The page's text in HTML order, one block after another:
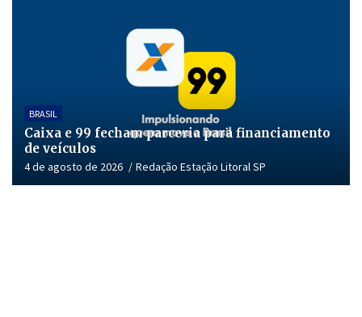
BRASIL
Caixa e 99 fecham parceria para financiamento
de veículos
4 de agosto de 2026 Redação Estação Litoral SP